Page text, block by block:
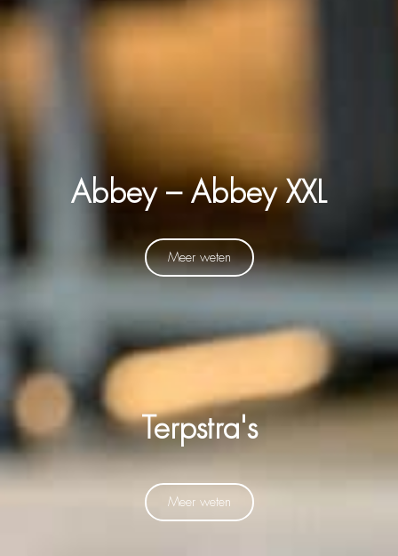
Abbey – Abbey XXL
Meer weten
Terpstra's
Meer weten